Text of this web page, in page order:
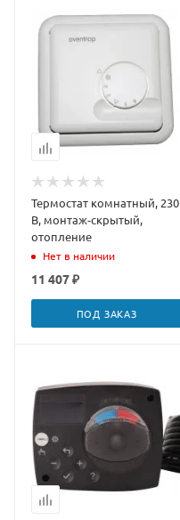
Термостат комнатный, 230
В, монтаж-скрытый,
отопление
Нет в наличии
11 407 ₽
ПОД ЗАКАЗ